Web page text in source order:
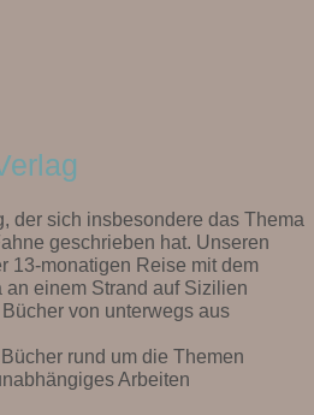
der sich insbesondere das Thema
geschrieben hat. Unseren
13-monatigen Reise mit dem
einem Strand auf Sizilien
von unterwegs aus
rund um die Themen
Arbeiten